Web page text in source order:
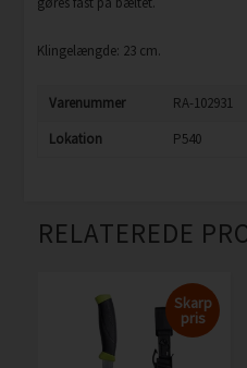
Klingelængde: 23 cm.
Varenummer
RA-102931
Lokation
P540
RELATEREDE
Skarp
pris